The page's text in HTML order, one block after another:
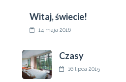
Witaj, świecie!
14 maja 2016
Czasy
16 lipca 2015